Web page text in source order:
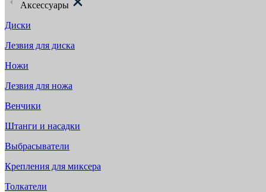
Аксессуары
Диски
Лезвия для диска
Ножи
Лезвия для ножа
Венчики
Штанги и насадки
Выбрасыватели
Крепления для миксера
Толкатели